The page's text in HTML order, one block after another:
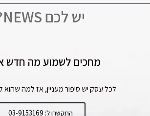
יש לכם NEWS?
מחכים לשמוע מה חדש
לכל עסק יש סיפור מעניין, אז למה שהוא
התקשרו ל: 03-9153169